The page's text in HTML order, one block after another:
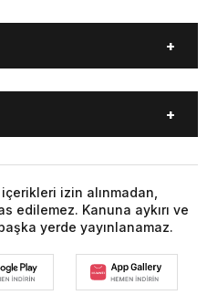
DÜNYA
MAGAZİN
EĞİTİM
TEKNOLOJİ
BİYOGRAFİLER
VİDEO GALERİ
CANLI TV
FİRMA EKLE
GAZETELER
HAVA DURUMU
GİRİŞ YAP
izin alınmadan,
edilemez. Kanuna aykırı ve
yerde yayınlanamaz.